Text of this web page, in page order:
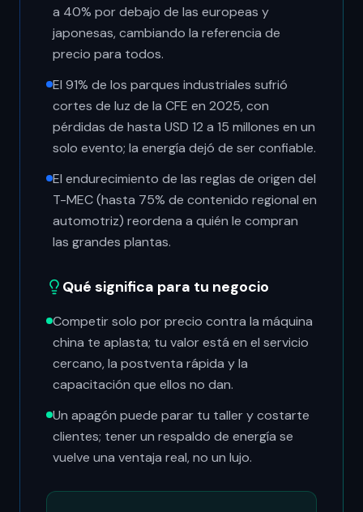
a 40% por debajo de las europeas y
japonesas, cambiando la referencia de
precio para todos.
El 91% de los parques industriales sufrió
cortes de luz de la CFE en 2025, con
pérdidas de hasta USD 12 a 15 millones en un
solo evento; la energía dejó de ser confiable.
El endurecimiento de las reglas de origen del
T-MEC (hasta 75% de contenido regional en
automotriz) reordena a quién le compran
las grandes plantas.
Qué significa para tu negocio
Competir solo por precio contra la máquina
china te aplasta; tu valor está en el servicio
cercano, la postventa rápida y la
capacitación que ellos no dan.
Un apagón puede parar tu taller y costarte
clientes; tener un respaldo de energía se
vuelve una ventaja real, no un lujo.